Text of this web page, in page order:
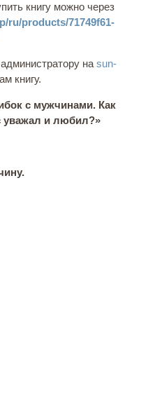
книгу можно через
ru/products/71749f61-
на sun-
книгу.
с мужчинами. Как
уважал и любил?»